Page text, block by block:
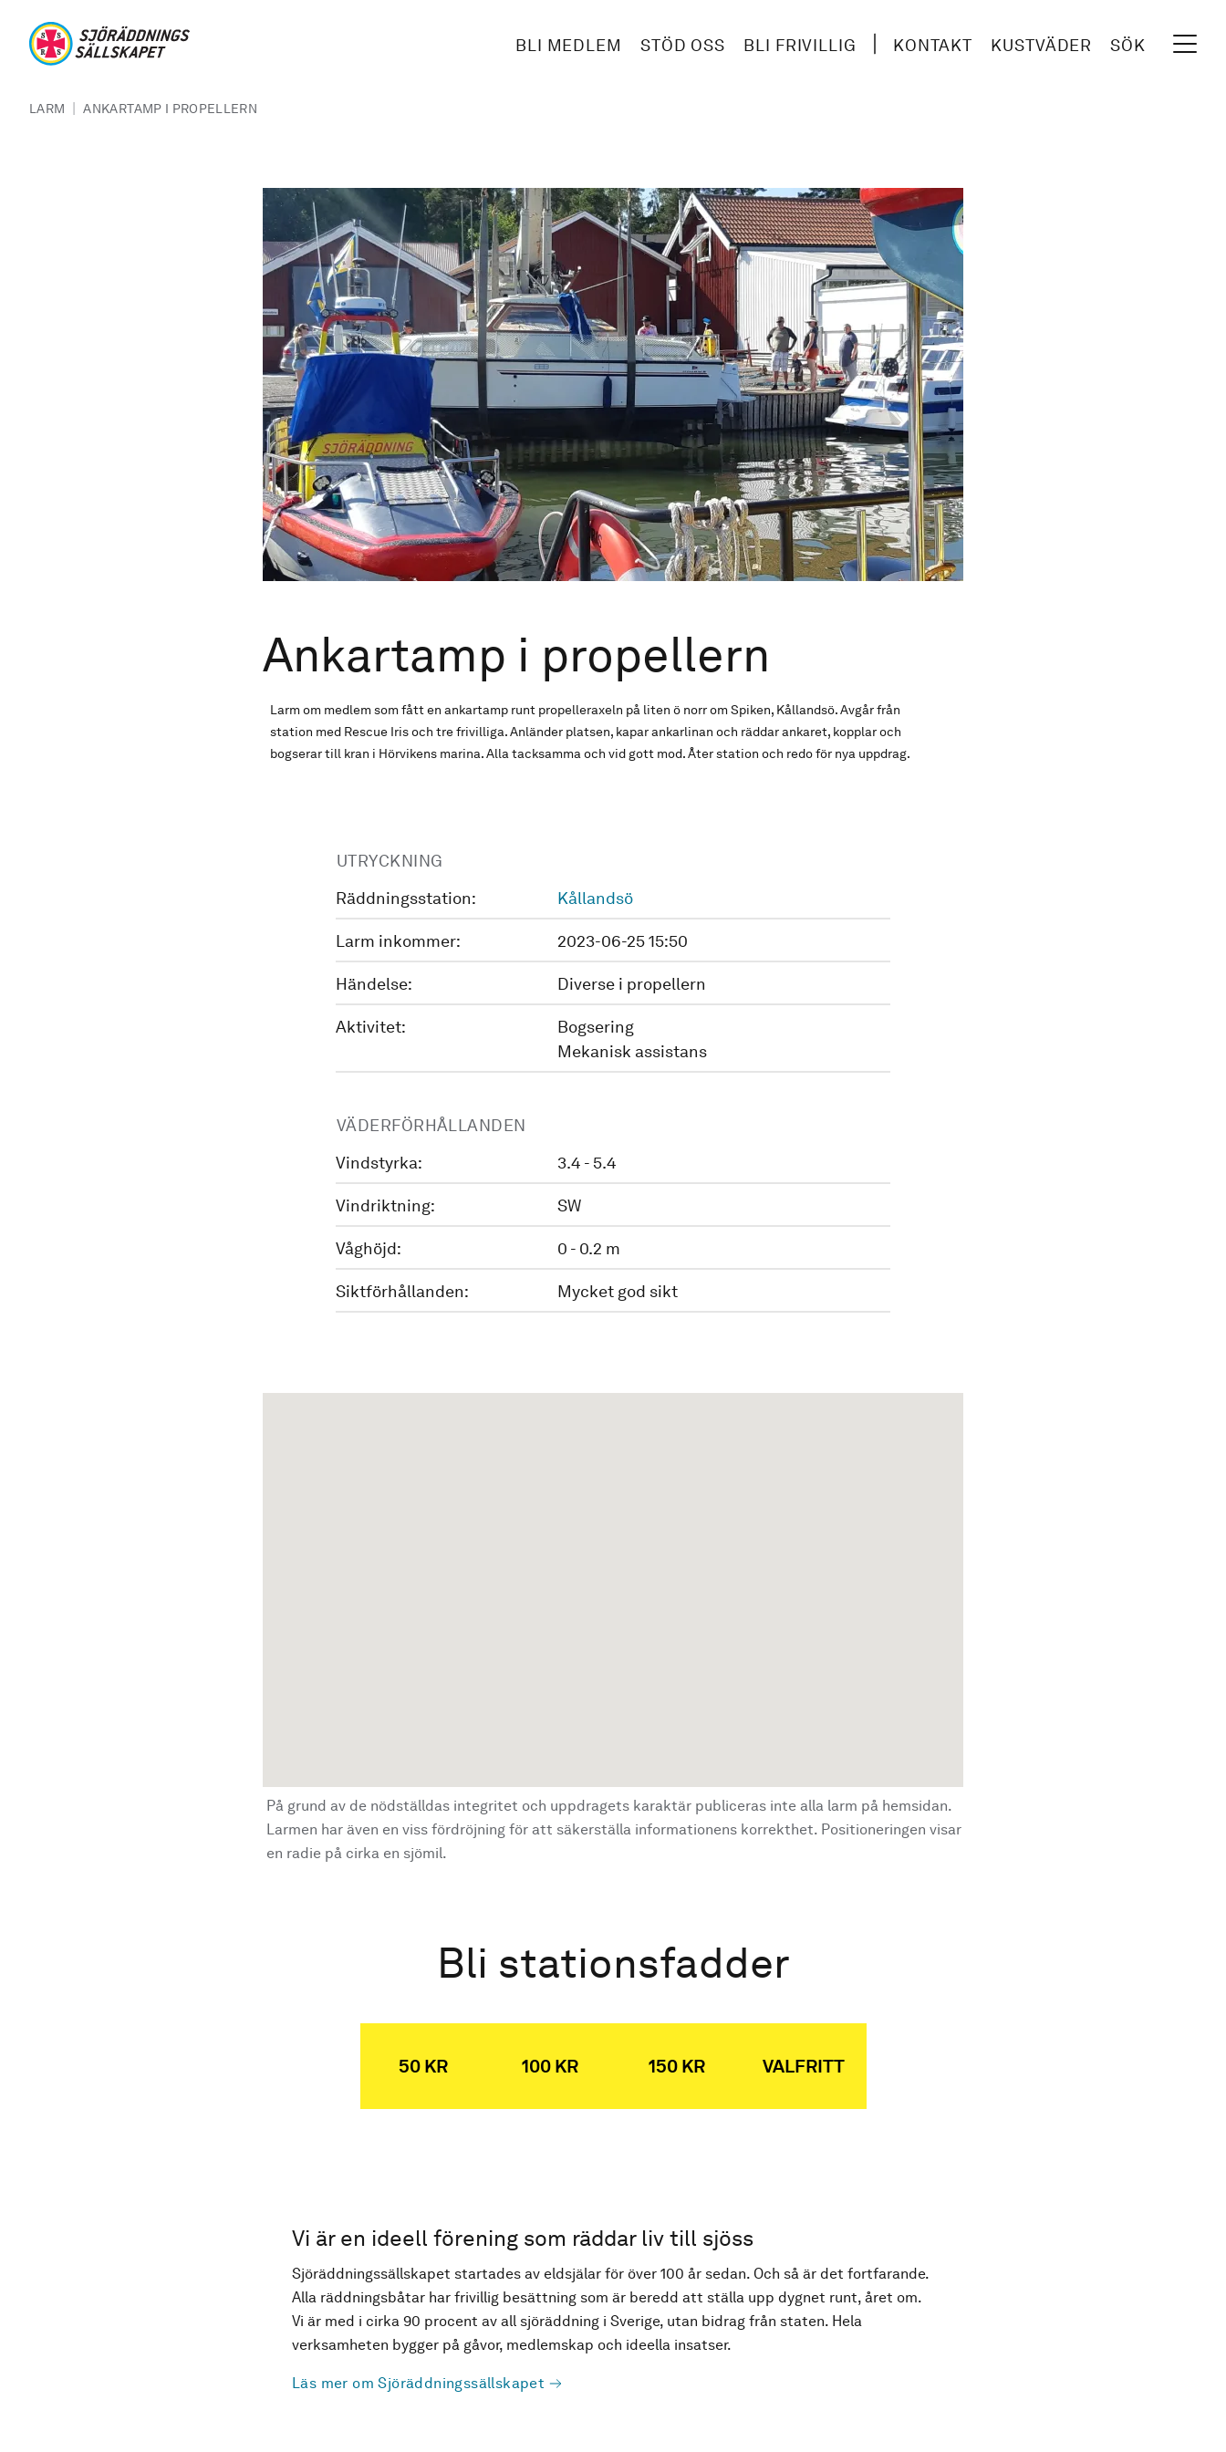
BLI MEDLEM STÖD OSS BLI FRIVILLIG KONTAKT KUSTVÄDER SÖK
LARM | ANKARTAMP I PROPELLERN
Ankartamp i propellern
Larm om medlem som fått en ankartamp runt propelleraxeln på liten ö norr om Spiken, Kållandsö. Avgår från
station med Rescue Iris och tre frivilliga. Anländer platsen, kapar ankarlinan och räddar ankaret, kopplar och
bogserar till kran i Hörvikens marina. Alla tacksamma och vid gott mod. Åter station och redo för nya uppdrag.
UTRYCKNING
Räddningsstation:
Kållandsö
Larm inkommer: 2023-06-25 15:50
Händelse: Diverse i propellern
Aktivitet:
Bogsering
Mekanisk assistans
VÄDERFÖRHÅLLANDEN
Vindstyrka:
3.4 - 5.4
Vindriktning: SW
Våghöjd: 0 - 0.2 m
Siktförhållanden: Mycket god sikt
På grund av de nödställdas integritet och uppdragets karaktär publiceras inte alla larm på hemsidan.
Larmen har även en viss fördröjning för att säkerställa informationens korrekthet. Positioneringen visar
en radie på cirka en sjömil.
Bli stationsfadder
50 KR 100 KR 150 KR VALFRITT
Vi är en ideell förening som räddar liv till sjöss
Sjöräddningssällskapet startades av eldsjälar för över 100 år sedan. Och så är det fortfarande.
Alla räddningsbåtar har frivillig besättning som är beredd att ställa upp dygnet runt, året om.
Vi är med i cirka 90 procent av all sjöräddning i Sverige, utan bidrag från staten. Hela
verksamheten bygger på gåvor, medlemskap och ideella insatser.
Läs mer om Sjöräddningssällskapet